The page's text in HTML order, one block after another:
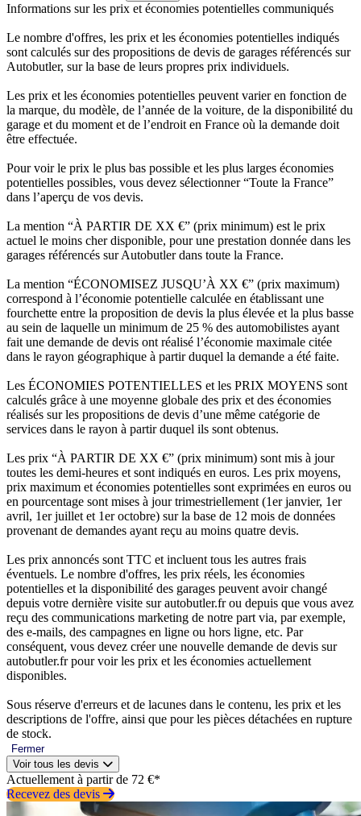
Informations sur les prix et économies potentielles communiqués
Le nombre d'offres, les prix et les économies potentielles indiqués
sont calculés sur des propositions de devis de garages référencés sur
Autobutler, sur la base de leurs propres prix individuels.
Les prix et les économies potentielles peuvent varier en fonction de
la marque, du modèle, de l’année de la voiture, de la disponibilité du
garage et du moment et de l’endroit en France où la demande doit
être effectuée.
Pour voir le prix le plus bas possible et les plus larges économies
potentielles possibles, vous devez sélectionner “Toute la France”
dans l’aperçu de vos devis.
La mention “À PARTIR DE XX €” (prix minimum) est le prix
actuel le moins cher disponible, pour une prestation donnée dans les
garages référencés sur Autobutler dans toute la France.
La mention “ÉCONOMISEZ JUSQU’À XX €” (prix maximum)
correspond à l’économie potentielle calculée en établissant une
fourchette entre la proposition de devis la plus élevée et la plus basse
au sein de laquelle un minimum de 25 % des automobilistes ayant
fait une demande de devis ont réalisé l’économie maximale citée
dans le rayon géographique à partir duquel la demande a été faite.
Les ÉCONOMIES POTENTIELLES et les PRIX MOYENS sont
calculés grâce à une moyenne globale des prix et des économies
réalisés sur les propositions de devis d’une même catégorie de
services dans le rayon à partir duquel ils sont obtenus.
Les prix “À PARTIR DE XX €” (prix minimum) sont mis à jour
toutes les demi-heures et sont indiqués en euros. Les prix moyens,
prix maximum et économies potentielles sont exprimées en euros ou
en pourcentage sont mises à jour trimestriellement (1er janvier, 1er
avril, 1er juillet et 1er octobre) sur la base de 12 mois de données
provenant de demandes ayant reçu au moins quatre devis.
Les prix annoncés sont TTC et incluent tous les autres frais
éventuels. Le nombre d'offres, les prix réels, les économies
potentielles et la disponibilité des garages peuvent avoir changé
depuis votre dernière visite sur autobutler.fr ou depuis que vous avez
reçu des communications marketing de notre part via, par exemple,
des e-mails, des campagnes en ligne ou hors ligne, etc. Par
conséquent, vous devez créer une nouvelle demande de devis sur
autobutler.fr pour voir les prix et les économies actuellement
disponibles.
Sous réserve d'erreurs et de lacunes dans le contenu, les prix et les
descriptions de l'offre, ainsi que pour les pièces détachées en rupture
de stock.
Fermer
Voir tous les devis
Actuellement à partir de 72 €*
Recevez des devis